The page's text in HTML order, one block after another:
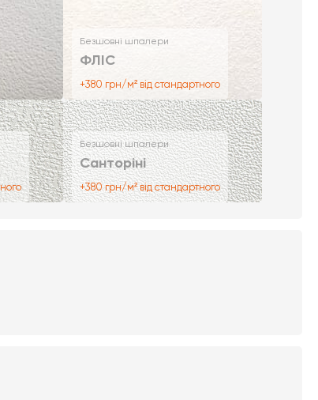
Безшовні шпалери
ФЛІС
+380 грн/м² від стандартного
Безшовні шпалери
Санторіні
+380 грн/м² від стандартного